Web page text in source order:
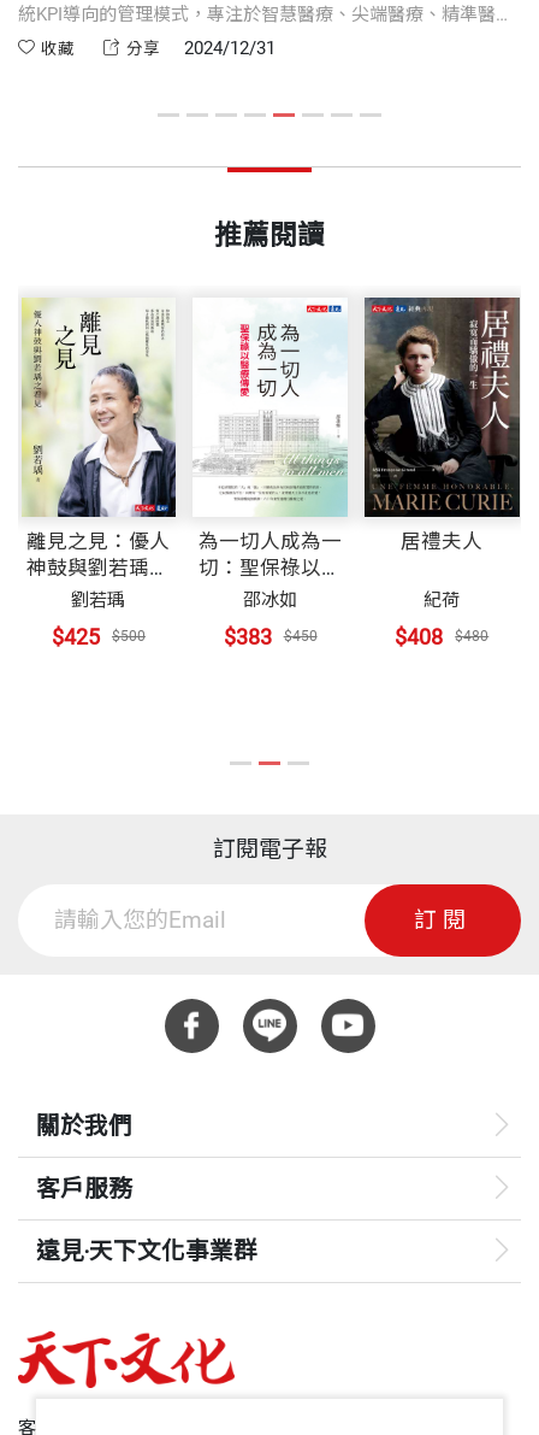
統KPI導向的管理模式，專注於智慧醫療、尖端醫療、精準醫療
和再生醫療四大策略的實施。陳適安打開了資源與發展的限
收藏 分享 2024/12/31
推薦閱讀
離見之見：優人
神鼓與劉若瑀之
看見
劉若瑀
$425 $500
為一切人成為一
切：聖保祿以醫
療傳愛
邵冰如
$383 $450
居禮夫人
紀荷
$408 $480
訂閱電子報
訂閱
關於我們
客戶服務
遠見‧天下文化事業群
哈佛商業評論
客服專線：+886 2 2662-0012